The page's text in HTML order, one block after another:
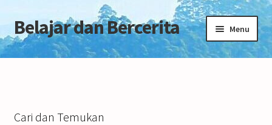
Skip
to
navigation
Skip
to
Belajar dan Bercerita Menu
Home
Cari dan Temukan